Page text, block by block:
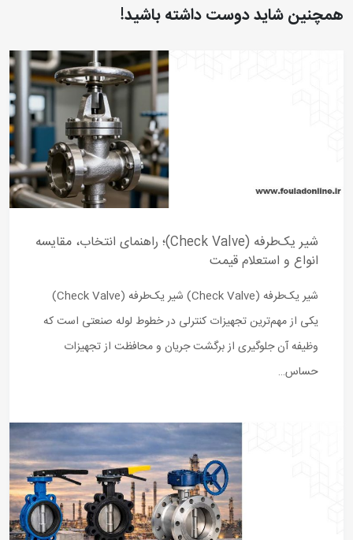
همچنین شاید دوست داشته باشید!
شیر یک‌طرفه (Check Valve)؛ راهنمای انتخاب، مقایسه
انواع و استعلام قیمت
شیر یک‌طرفه (Check Valve) شیر یک‌طرفه (Check Valve)
یکی از مهم‌ترین تجهیزات کنترلی در خطوط لوله صنعتی است که
وظیفه آن جلوگیری از برگشت جریان و محافظت از تجهیزات
حساس…